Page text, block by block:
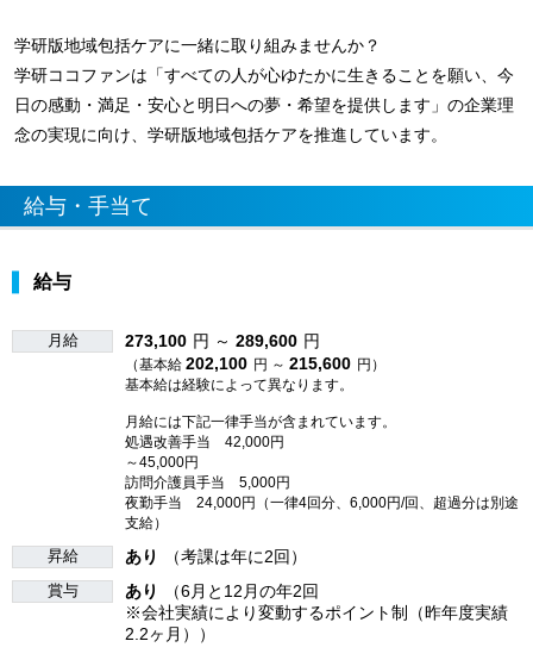
学研版地域包括ケアに一緒に取り組みませんか？
学研ココファンは「すべての人が心ゆたかに生きることを願い、今
日の感動・満足・安心と明日への夢・希望を提供します」の企業理
念の実現に向け、学研版地域包括ケアを推進しています。
給与・手当て
給与
月給 273,100 円 ～ 289,600 円
（基本給 202,100 円 ～ 215,600 円）
基本給は経験によって異なります。
月給には下記一律手当が含まれています。
処遇改善手当 42,000円
～45,000円
訪問介護員手当 5,000円
夜勤手当 24,000円（一律4回分、6,000円/回、超過分は別途
支給）
昇給 あり （考課は年に2回）
賞与 あり
（6月と12月の年2回
※会社実績により変動するポイント制（昨年度実績
2.2ヶ月））